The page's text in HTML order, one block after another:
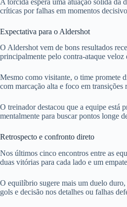
críticas por falhas em momentos
Expectativa para o Aldershot
O Aldershot vem de bons resultados
principalmente pelo contra-ataque veloz
Mesmo como visitante, o time promete
com marcação alta e foco em transições
O treinador destacou que a equipe está
mentalmente para buscar pontos longe
Retrospecto e confronto direto
Nos últimos cinco encontros entre as
duas vitórias para cada lado e um
O equilíbrio sugere mais um duelo
gols e decisão nos detalhes ou falhas